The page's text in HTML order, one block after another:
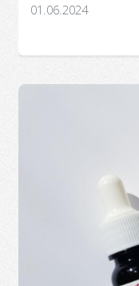
01.06.2024